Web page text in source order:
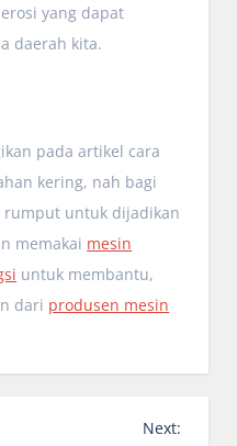
yang dapat
daerah kita.
pada artikel cara
kering, nah bagi
rumput untuk dijadikan
memakai mesin
untuk membantu,
dari produsen mesin
Next: